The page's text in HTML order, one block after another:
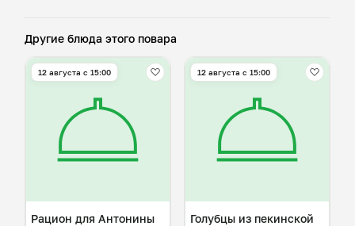
Другие блюда этого повара
12 августа с 15:00
Рацион для Антонины
12 августа с 15:00
Голубцы из пекинской